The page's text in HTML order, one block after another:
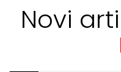
Novi